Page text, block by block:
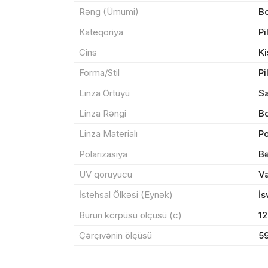
Rəng (Ümumi)
Kateqoriya
Cins
Forma/Stil
Linza Örtüyü
Linza Rəngi
Linza Materialı
Polarizasiya
UV qoruyucu
İstehsal Ölkəsi (Eynək)
Burun körpüsü ölçüsü (c)
Çərçıvənin ölçüsü